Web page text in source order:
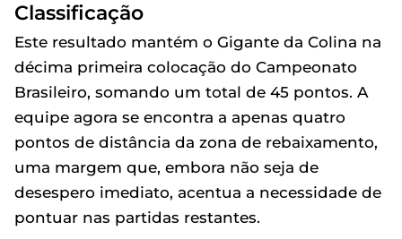
Classificação
Este resultado mantém o Gigante da Colina na
décima primeira colocação do Campeonato
Brasileiro, somando um total de 45 pontos. A
equipe agora se encontra a apenas quatro
pontos de distância da zona de rebaixamento,
uma margem que, embora não seja de
desespero imediato, acentua a necessidade de
pontuar nas partidas restantes.